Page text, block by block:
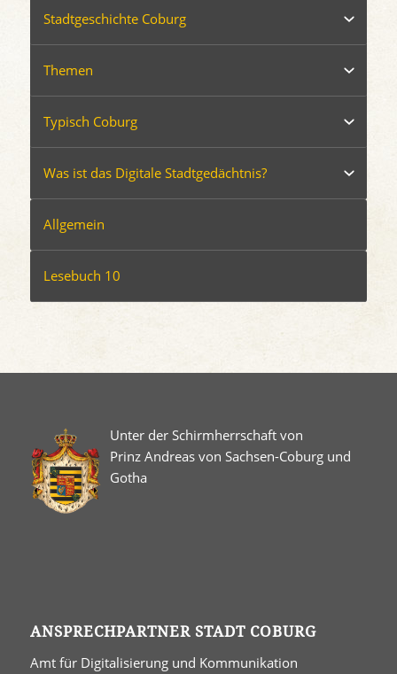
Stadtgeschichte Coburg
Themen
Typisch Coburg
Was ist das Digitale Stadtgedächtnis?
Allgemein
Lesebuch 10
Unter der Schirmherrschaft von
Prinz Andreas von Sachsen-Coburg und
Gotha
ANSPRECHPARTNER STADT COBURG
Amt für Digitalisierung und Kommunikation